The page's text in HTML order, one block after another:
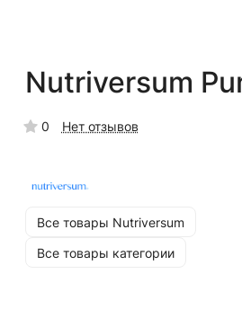
Nutriversum
0 Нет отзывов
Все товары Nutriversum
Все товары категории